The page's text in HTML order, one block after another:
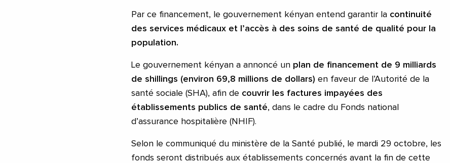
Par ce financement, le gouvernement kényan entend garantir la continuité
des services médicaux et l’accès à des soins de santé de qualité pour la
population.
Le gouvernement kényan a annoncé un plan de financement de 9 milliards
de shillings (environ 69,8 millions de dollars) en faveur de l’Autorité de la
santé sociale (SHA), afin de couvrir les factures impayées des
établissements publics de santé, dans le cadre du Fonds national
d’assurance hospitalière (NHIF).
Selon le communiqué du ministère de la Santé publié, le mardi 29 octobre, les
fonds seront distribués aux établissements concernés avant la fin de cette